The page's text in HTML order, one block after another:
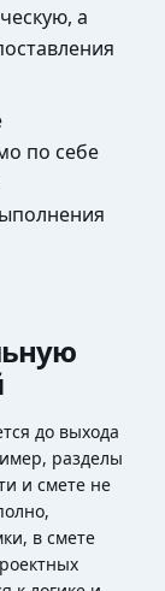
а
по себе
до выхода
разделы
и смете не
в смете